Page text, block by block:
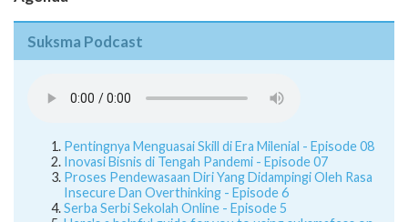
Suksma Podcast
Pentingnya Menguasai Skill di Era Milenial - Episode 08
Inovasi Bisnis di Tengah Pandemi - Episode 07
Proses Pendewasaan Diri Yang Didampingi Oleh Rasa
Insecure Dan Overthinking - Episode 6
Serba Serbi Sekolah Online - Episode 5